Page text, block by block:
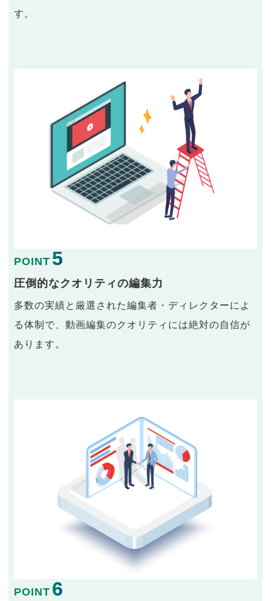
す。
POINT 5
圧倒的なクオリティの編集力
多数の実績と厳選された編集者・ディレクターによ
る体制で、動画編集のクオリティには絶対の自信が
あります。
POINT 6